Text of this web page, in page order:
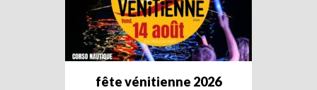
fête vénitienne 2026